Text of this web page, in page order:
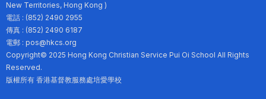
New Territories, Hong Kong )
電話 : (852) 2490 2955
傳真 : (852) 2490 6187
電郵 : pos@hkcs.org
Copyright© 2025 Hong Kong Christian Service Pui Oi School All Rights
Reserved.
版權所有 香港基督教服務處培愛學校